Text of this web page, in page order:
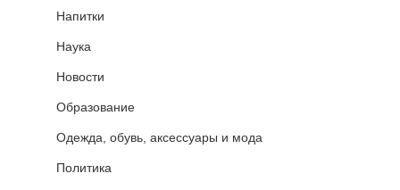
Напитки
Наука
Новости
Образование
Одежда, обувь, аксессуары и мода
Политика